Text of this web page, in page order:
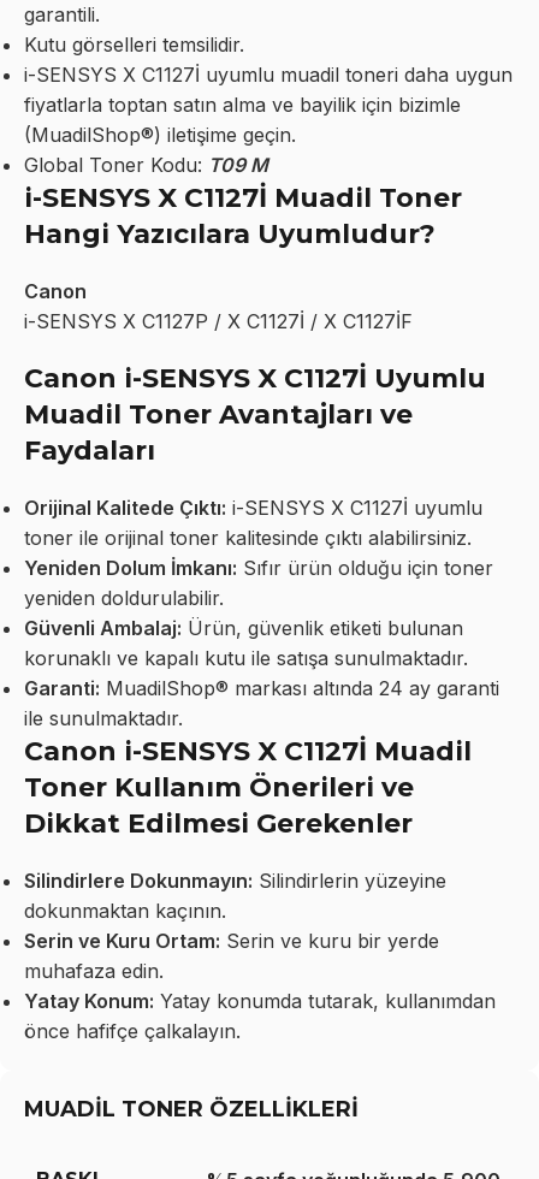
garantili.
Kutu görselleri temsilidir.
i-SENSYS X C1127İ uyumlu muadil toneri daha uygun
fiyatlarla toptan satın alma ve bayilik için bizimle
(MuadilShop®) iletişime geçin.
Global Toner Kodu: T09 M
i-SENSYS X C1127İ Muadil Toner
Hangi Yazıcılara Uyumludur?
Canon
i-SENSYS X C1127P / X C1127İ / X C1127İF
Canon i-SENSYS X C1127İ Uyumlu
Muadil Toner Avantajları ve
Faydaları
Orijinal Kalitede Çıktı: i-SENSYS X C1127İ uyumlu
toner ile orijinal toner kalitesinde çıktı alabilirsiniz.
Yeniden Dolum İmkanı: Sıfır ürün olduğu için toner
yeniden doldurulabilir.
Güvenli Ambalaj: Ürün, güvenlik etiketi bulunan
korunaklı ve kapalı kutu ile satışa sunulmaktadır.
Garanti: MuadilShop® markası altında 24 ay garanti
ile sunulmaktadır.
Canon i-SENSYS X C1127İ Muadil
Toner Kullanım Önerileri ve
Dikkat Edilmesi Gerekenler
Silindirlere Dokunmayın: Silindirlerin yüzeyine
dokunmaktan kaçının.
Serin ve Kuru Ortam: Serin ve kuru bir yerde
muhafaza edin.
Yatay Konum: Yatay konumda tutarak, kullanımdan
önce hafifçe çalkalayın.
MUADİL TONER ÖZELLİKLERİ